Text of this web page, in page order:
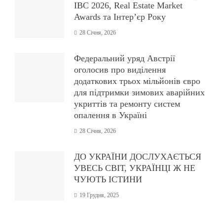
IBC 2026, Real Estate Market
Awards та Інтер’єр Року
28 Січня, 2026
Федеральний уряд Австрії
оголосив про виділення
додаткових трьох мільйонів євро
для підтримки зимових аварійних
укриттів та ремонту систем
опалення в Україні
28 Січня, 2026
ДО УКРАЇНИ ДОСЛУХАЄТЬСЯ
УВЕСЬ СВІТ, УКРАЇНЦІ Ж НЕ
ЧУЮТЬ ІСТИНИ
19 Грудня, 2025